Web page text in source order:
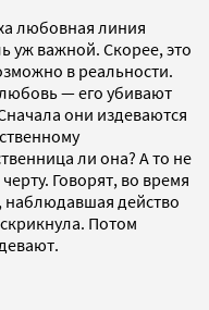
любовная линия
уж важной. Скорее, это
в реальности.
— его убивают
они издеваются
ли она? А то не
Говорят, во время
наблюдавшая действо
Потом